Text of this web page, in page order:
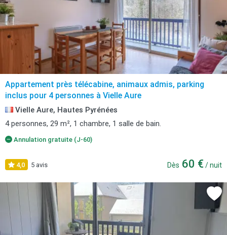
Appartement près télécabine, animaux admis, parking
inclus pour 4 personnes à Vielle Aure
Vielle Aure, Hautes Pyrénées
4 personnes, 29 m², 1 chambre, 1 salle de bain.
Annulation gratuite (J-60)
4,0 5 avis Dès 60 € / nuit